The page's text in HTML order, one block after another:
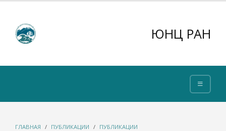
ЮНЦ РАН
ГЛАВНАЯ ПУБЛИКАЦИИ
ПУБЛИКАЦИИ